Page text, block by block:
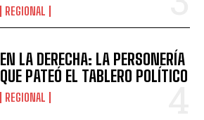
REGIONAL
EN LA DERECHA: LA PERSONERÍA
QUE PATEÓ EL TABLERO POLÍTICO
REGIONAL